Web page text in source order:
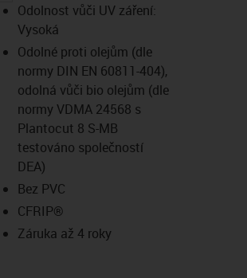
Odolnost vůči UV záření:
Vysoká
Odolné proti olejům (dle
normy DIN EN 60811-404),
odolná vůči bio olejům (dle
normy VDMA 24568 s
Plantocut 8 S-MB
testováno společností
DEA)
Bez PVC
CFRIP®
Záruka až 4 roky